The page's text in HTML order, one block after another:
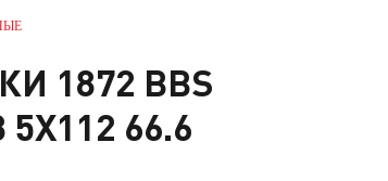
1872 BBS
5X112 66.6